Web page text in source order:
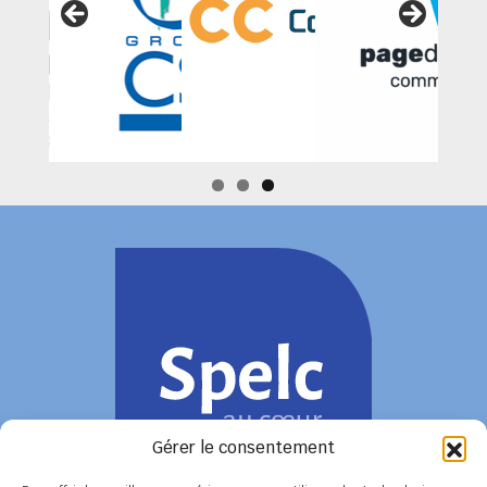
Gérer le consentement